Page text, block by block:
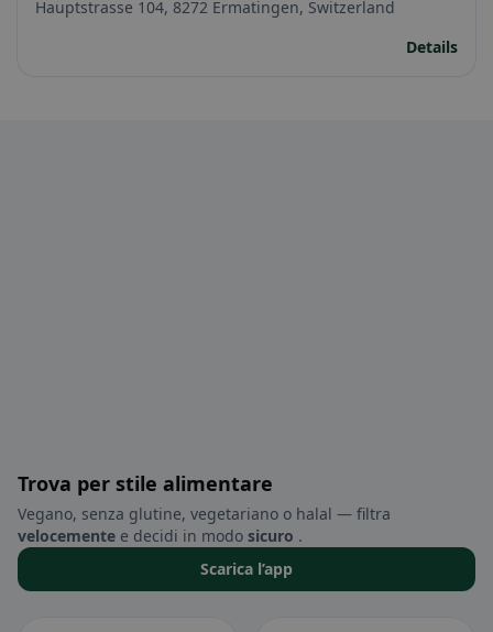
Hauptstrasse 104, 8272 Ermatingen, Switzerland
Details
Trova per stile alimentare
Vegano, senza glutine, vegetariano o halal — filtra
velocemente e decidi in modo sicuro .
Scarica l’app